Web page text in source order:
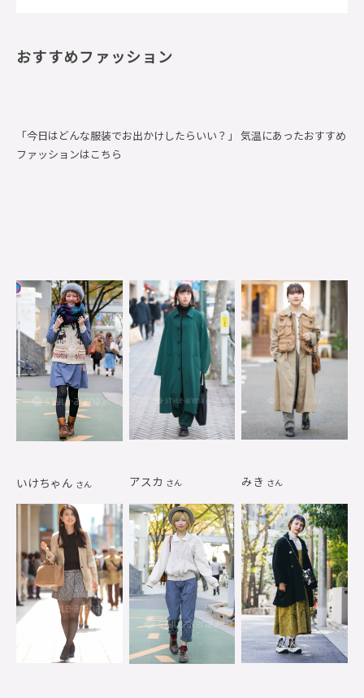
おすすめファッション
「今日はどんな服装でお出かけしたらいい？」 気温にあったおすすめ
ファッションはこちら
いけちゃん さん アスカ さん みき さん